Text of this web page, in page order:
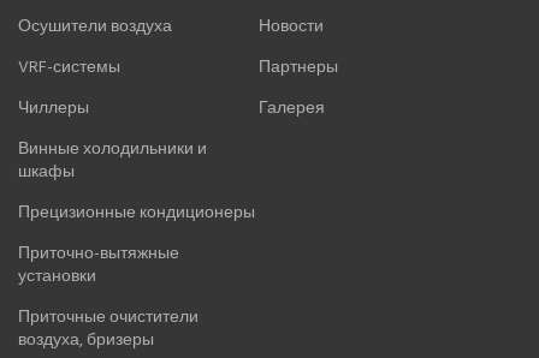
Осушители воздуха
VRF-системы
Чиллеры
Винные холодильники и
шкафы
Прецизионные кондиционеры
Приточно-вытяжные
установки
Приточные очистители
воздуха, бризеры
Новости
Партнеры
Галерея